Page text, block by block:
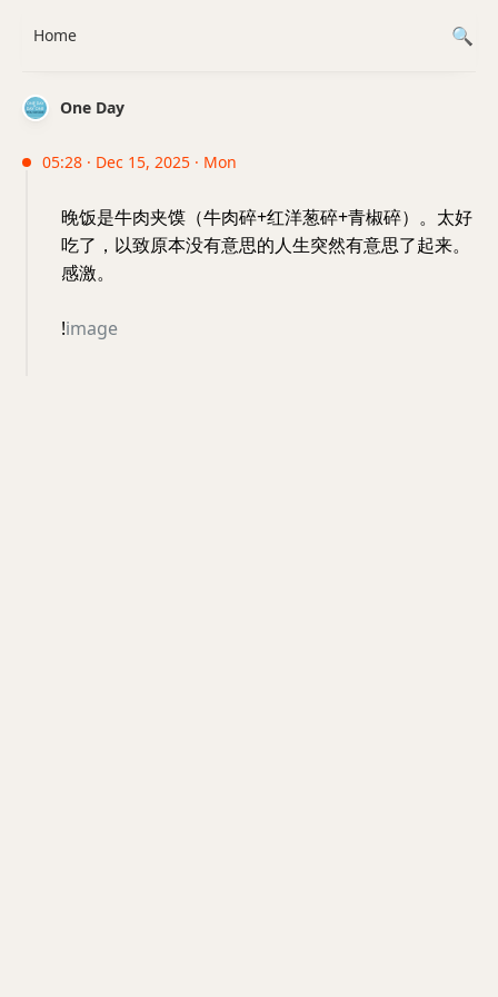
One Day
05:28 · Dec 15, 2025 · Mon
晚饭是牛肉夹馍（牛肉碎+红洋葱碎+青椒碎）。太好
吃了，以致原本没有意思的人生突然有意思了起来。
感激。
!image
Home